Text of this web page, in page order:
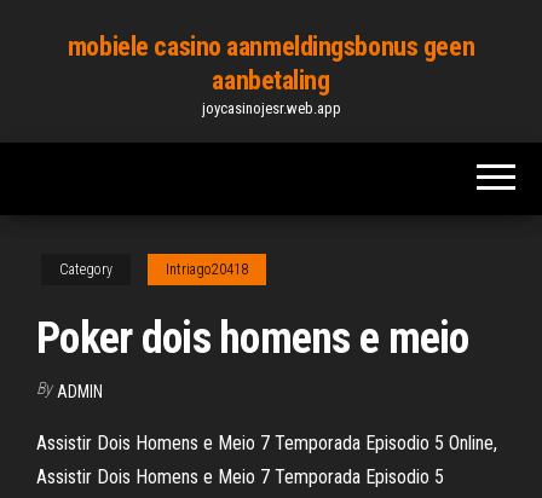
mobiele casino aanmeldingsbonus geen
aanbetaling
joycasinojesr.web.app
Category Intriago20418
Poker dois homens e meio
By ADMIN
Assistir Dois Homens e Meio 7 Temporada Episodio 5 Online,
Assistir Dois Homens e Meio 7 Temporada Episodio 5